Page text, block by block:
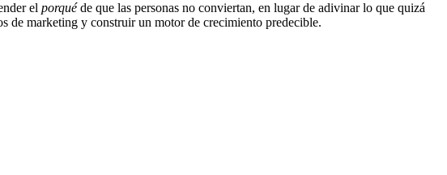
el porquéde que las personas no conviertan, en lugar de adivinar lo que quizá
de marketing y construir un motor de crecimiento predecible.